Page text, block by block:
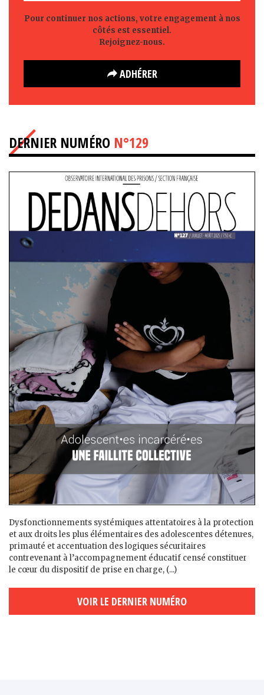
Pour continuer nos actions, votre engagement à nos
côtés est essentiel.
Rejoignez-nous.
ADHÉRER
DERNIER NUMÉRO N°129
Dysfonctionnements systémiques attentatoires à la protection
et aux droits les plus élémentaires des adolescent·es détenu·es,
primauté et accentuation des logiques sécuritaires
contrevenant à l’accompagnement éducatif censé constituer
le cœur du dispositif de prise en charge, (...)
VOIR LE DERNIER NUMÉRO